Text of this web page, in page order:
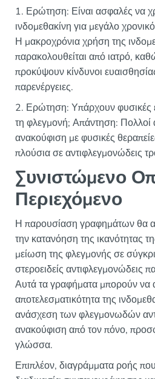
1. Ερώτηση: Είναι ασφαλές να
ινδομεθακίνη για μεγάλο
Η μακροχρόνια χρήση της
παρακολουθείται από ιατρό,
προκύψουν κίνδυνοι
παρενέργειες.
2. Ερώτηση: Υπάρχουν φυσικές
τη φλεγμονή; Απάντηση: Πολλοί
ανακούφιση με φυσικές
πλούσια σε αντιφλεγμονώδεις
Συνιστώμενο
Περιεχόμενο
Η παρουσίαση γραφημάτων θα
την κατανόηση της ικανότητας
μείωση της φλεγμονής σε
στεροειδείς αντιφλεγμονώδεις
Αυτά τα γραφήματα μπορούν
αποτελεσματικότητα της
ανάσχεση των φλεγμονωδών
ανακούφιση από τον πόνο,
γλώσσα.
Επιπλέον, διαγράμματα ροής